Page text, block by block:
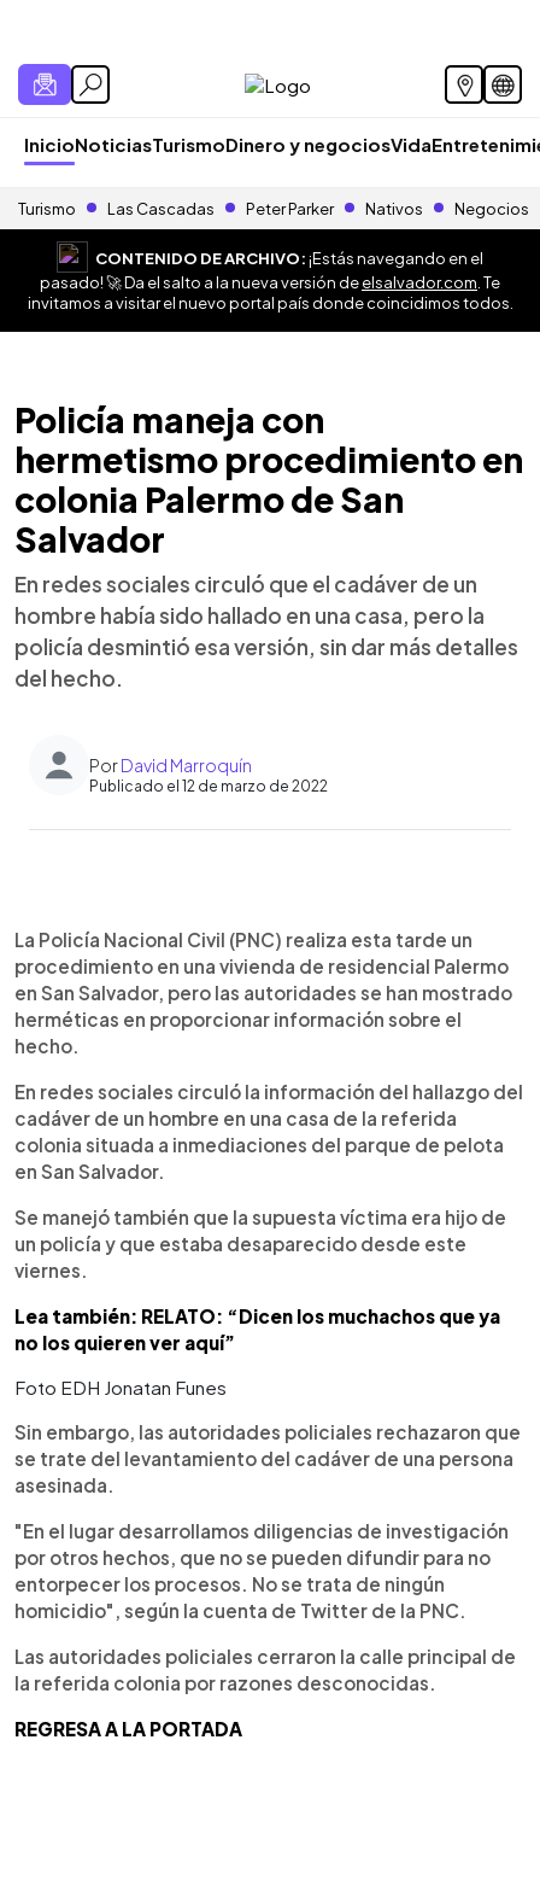
InicioNoticiasTurismoDinero y negociosVida
Turismo Las Cascadas Peter Parker Nativos Negocios
CONTENIDO DE ARCHIVO:¡Estás navegando en el
pasado! 🚀 Da el salto a la nueva versión deelsalvador.com . Te
invitamos a visitar el nuevo portal país donde coincidimos todos.
Policía maneja con
hermetismo procedimiento en
colonia Palermo de San
Salvador
En redes sociales circuló que el cadáver de un
hombre había sido hallado en una casa, pero la
policía desmintió esa versión, sin dar más detalles
del hecho.
PorDavid Marroquín
Publicado el 12 de marzo de 2022
► Escuchar artículo
La Policía Nacional Civil (PNC) realiza esta tarde un
procedimiento en una vivienda de residencial Palermo
en San Salvador, pero las autoridades se han mostrado
herméticas en proporcionar información sobre el
hecho.
En redes sociales circuló la información del hallazgo del
cadáver de un hombre en una casa de la referida
colonia situada a inmediaciones del parque de pelota
en San Salvador.
Se manejó también que la supuesta víctima era hijo de
un policía y que estaba desaparecido desde este
viernes.
Lea también: RELATO: “Dicen los muchachos que ya
no los quieren ver aquí”
Foto EDH Jonatan Funes
Sin embargo, las autoridades policiales rechazaron que
se trate del levantamiento del cadáver de una persona
asesinada.
"En el lugar desarrollamos diligencias de investigación
por otros hechos, que no se pueden difundir para no
entorpecer los procesos. No se trata de ningún
homicidio", según la cuenta de Twitter de la PNC.
Las autoridades policiales cerraron la calle principal de
la referida colonia por razones desconocidas.
REGRESA A LA PORTADA